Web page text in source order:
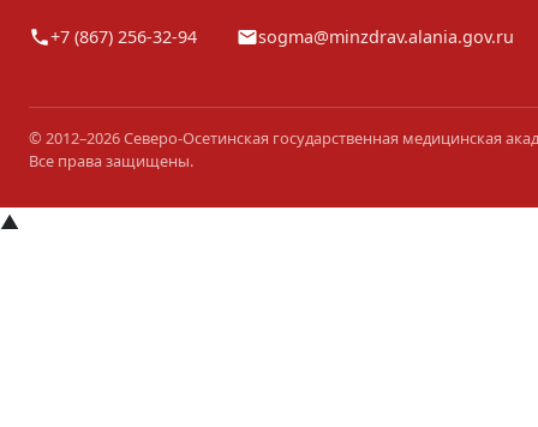
+7 (867) 256-32-94 sogma@minzdrav.alania.gov.ru
© 2012–2026 Северо-Осетинская государственная медицинская
Все права защищены.
▲